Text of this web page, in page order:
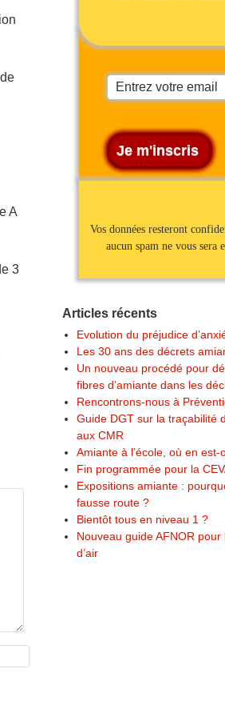
A
3
Vos données resteront
aucun spam ne vous sera
Articles récents
Evolution du préjudice
Les 30 ans des décrets
Un nouveau procédé pour
fibres d’amiante dans les
Rencontrons-nous à
Guide DGT sur la traçabilité
aux CMR
Amiante à l’école, où en est-
Fin programmée pour la
Expositions amiante :
fausse route ?
Bientôt tous en niveau 1 ?
Nouveau guide AFNOR pour
d’air